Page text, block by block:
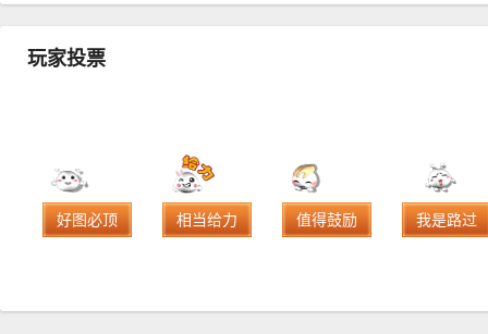
玩家投票
好图必顶 相当给力 值得鼓励 我是路过